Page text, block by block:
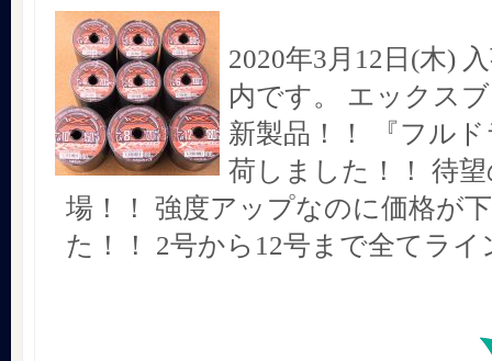
2020年3月12日(木)
内です。 エックス
新製品！！ 『フル
荷しました！！ 待
場！！ 強度アップなのに価格が
た！！ 2号から12号まで全てライ